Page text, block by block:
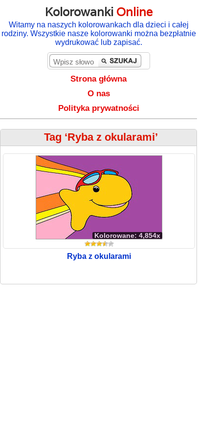
Kolorowanki Online
Witamy na naszych kolorowankach dla dzieci i całej
rodziny. Wszystkie nasze kolorowanki można bezpłatnie
wydrukować lub zapisać.
Strona główna
O nas
Polityka prywatności
Tag ‘Ryba z okularami’
Kolorowane: 4,854x
Ryba z okularami